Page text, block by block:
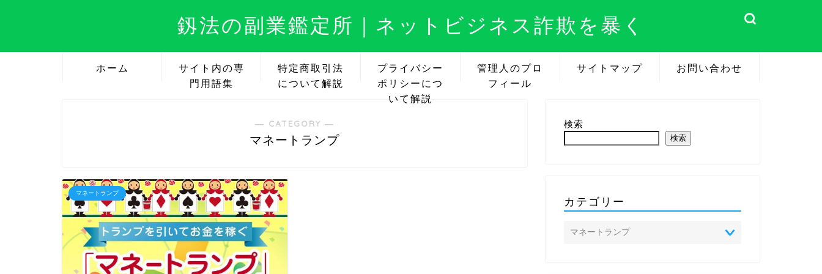
釼法の副業鑑定所｜ネットビジネス詐欺を暴く
ホーム
サイト内の専
門用語集
特定商取引法
について解説
プライバシー
ポリシーにつ
いて解説
管理人のプロ
フィール
サイトマップ お問い合わせ
― CATEGORY ―
マネートランプ
マネートランプ
検索
検索
カテゴリー